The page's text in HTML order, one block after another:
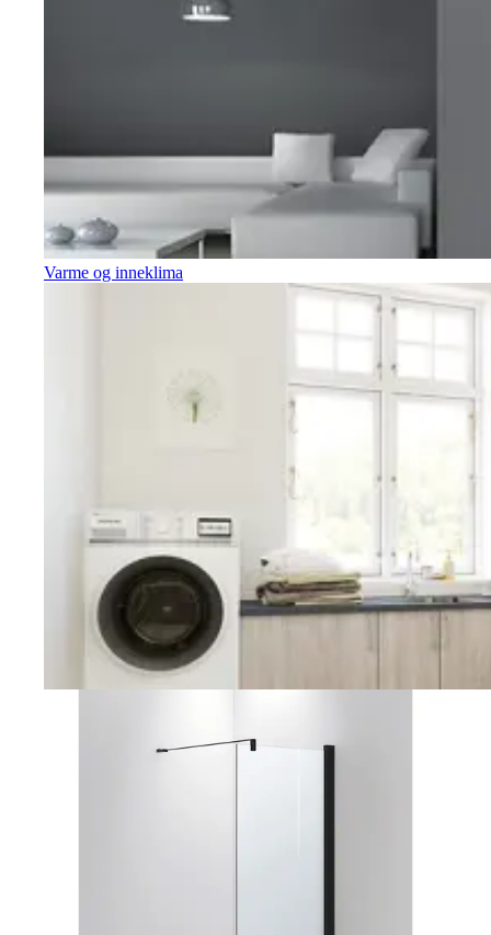
Varme og inneklima